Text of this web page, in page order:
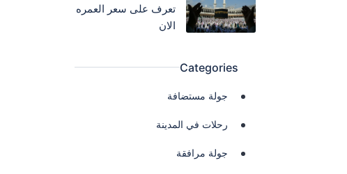
تعرف على سعر العمره
الان
Categories
جولة مستضافة
رحلات في المدينة
جولة مرافقة